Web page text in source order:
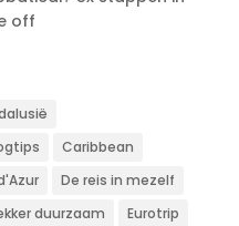
off
Caribbean
De reis in mezelf
duurzaam
Eurotrip